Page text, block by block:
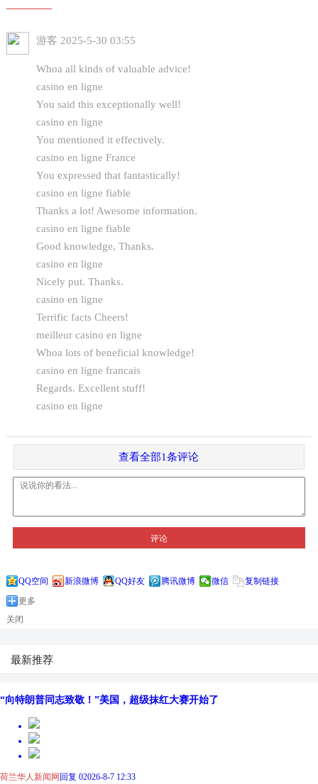
游客 2025-5-30 03:55
Whoa all kinds of valuable advice!
casino en ligne
You said this exceptionally well!
casino en ligne
You mentioned it effectively.
casino en ligne France
You expressed that fantastically!
casino en ligne fiable
Thanks a lot! Awesome information.
casino en ligne fiable
Good knowledge, Thanks.
casino en ligne
Nicely put. Thanks.
casino en ligne
Terrific facts Cheers!
meilleur casino en ligne
Whoa lots of beneficial knowledge!
casino en ligne francais
Regards. Excellent stuff!
casino en ligne
查看全部1条评论
评论
QQ空间 新浪微博 QQ好友 腾讯微博 微信
复制链接
更多
关闭
最新推荐
“向特朗普同志致敬！”美国，超级抹红大赛开始了
荷兰华人新闻网 回复 02026-8-7 12:33